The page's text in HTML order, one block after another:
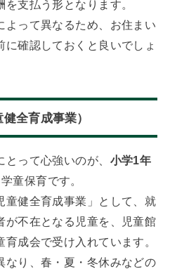
支払う形となります。
よって異なるため、お住まい
確認しておくと良いでしょ
全育成事業）
って心強いのが、 小学1年
童保育です。
童健全育成事業」として、就
が不在となる児童を、児童館
成会で受け入れています。
なり、春・夏・冬休みなどの